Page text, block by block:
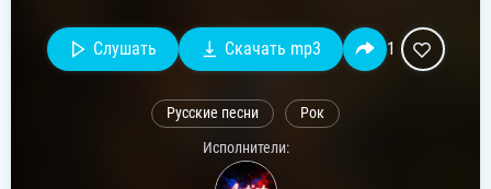
Слушать Скачать mp3 1
Русские песни
Рок
Исполнители: